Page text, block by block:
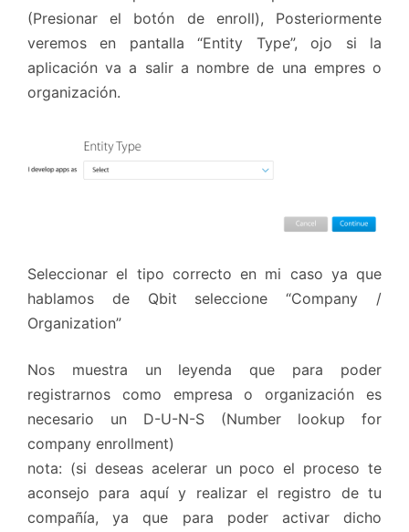
(Presionar el botón de enroll), Posteriormente
veremos en pantalla “Entity Type”, ojo si la
aplicación va a salir a nombre de una empres o
organización.
Seleccionar el tipo correcto en mi caso ya que
hablamos de Qbit seleccione “Company /
Organization”
Nos muestra un leyenda que para poder
registrarnos como empresa o organización es
necesario un D-U-N-S (Number lookup for
company enrollment)
nota: (si deseas acelerar un poco el proceso te
aconsejo para aquí y realizar el registro de tu
compañía, ya que para poder activar dicho